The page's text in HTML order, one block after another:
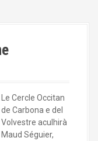
Le Cercle Occitan
de Carbona e del
Volvestre aculhirà
Maud Séguier,